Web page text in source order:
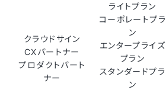
クラウドサイン
CXパートナー
プロダクトパート
ナー
ライトプラン
コーポレートプラ
ン
エンタープライズ
プラン
スタンダードプラ
ン